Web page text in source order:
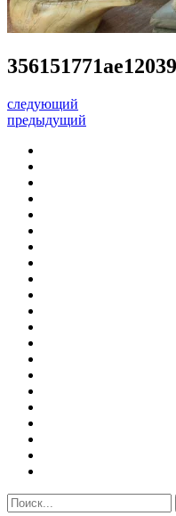
следующий
предыдущий